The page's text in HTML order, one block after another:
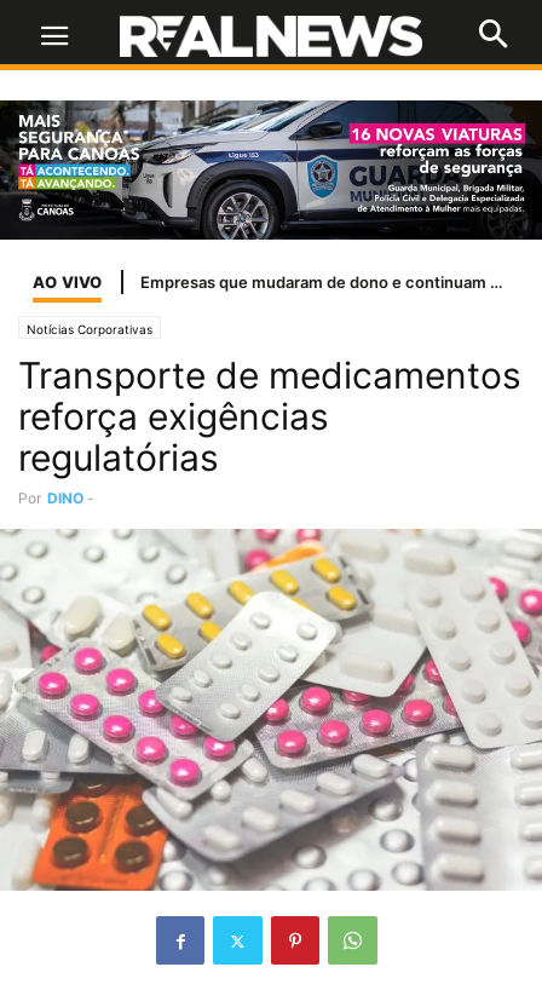
AO VIVO Empresas que mudaram de dono e continuam presentes no cinema
Notícias Corporativas
Transporte de medicamentos
reforça exigências
regulatórias
Por DINO -